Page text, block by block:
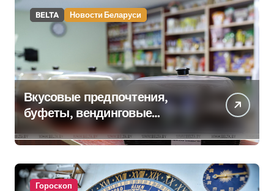
BELTA Новости Беларуси
Вкусовые предпочтения,
буфеты, вендинговые
аппараты. Минобразования об
изменениях в школьном
питании
Гороскоп